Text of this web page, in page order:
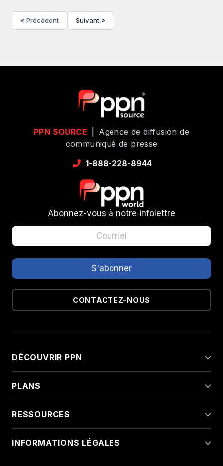
« Précédent Suivant »
PPN SOURCE
Agence de diffusion de
communiqué de presse
1-888-228-8944
Abonnez-vous à notre infolettre
CONTACTEZ-NOUS
DÉCOUVRIR PPN
PLANS
RESSOURCES
INFORMATIONS LÉGALES